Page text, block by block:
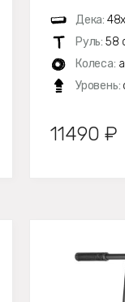
Дека:
Руль: 58
Колеса:
Уровень:
11490 ₽